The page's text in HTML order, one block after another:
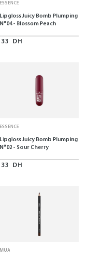
ESSENCE
Lipgloss Juicy Bomb Plumping
N°04 - Blossom Peach
33 DH
ESSENCE
Lipgloss Juicy Bomb Plumping
N°02 - Sour Cherry
33 DH
MUA